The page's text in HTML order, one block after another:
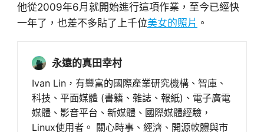
他從2009年6月就開始進行這項作業，至今已經快
一年了，也差不多貼了上千位美女的照片 。
永遠的真田幸村
Ivan Lin，有豐富的國際產業研究機構、智庫、
科技、平面媒體 (書籍、雜誌、報紙)、電子廣電
媒體、影音平台、新媒體、國際媒體經驗，
Linux使用者。 關心時事、經濟、開源軟體與市